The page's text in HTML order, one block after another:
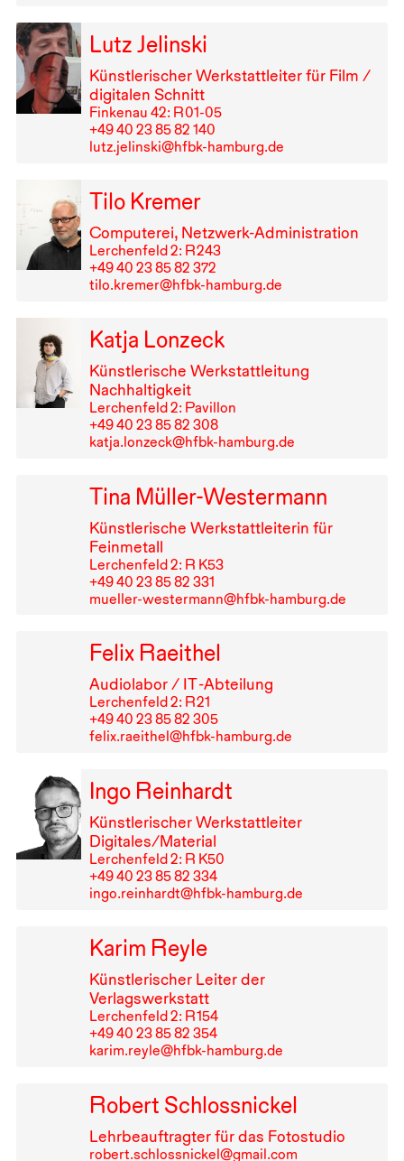
Lutz Jelinski
Künstlerischer Werkstattleiter für Film /
digitalen Schnitt
Finkenau 42: R⁠ ⁠01-05
+49⁠ ⁠40⁠ ⁠23⁠ ⁠85⁠ ⁠82⁠ ⁠140
lutz.jelinski@hfbk-hamburg.de
Tilo Kremer
Computerei, Netzwerk-Administration
Lerchenfeld 2: R⁠ ⁠243
+49⁠ ⁠40⁠ ⁠23⁠ ⁠85⁠ ⁠82⁠ ⁠372
tilo.kremer@hfbk-hamburg.de
Katja Lonzeck
Künstlerische Werkstattleitung
Nachhaltigkeit
Lerchenfeld 2: Pavillon
+49⁠ ⁠40⁠ ⁠23⁠ ⁠85⁠ ⁠82⁠ ⁠308
katja.lonzeck@hfbk-hamburg.de
Tina Müller-Westermann
Künstlerische Werkstattleiterin für
Feinmetall
Lerchenfeld 2: R K53
+49⁠ ⁠40⁠ ⁠23⁠ ⁠85⁠ ⁠82⁠ ⁠331
mueller-westermann@hfbk-hamburg.de
Felix Raeithel
Audiolabor / IT-Abteilung
Lerchenfeld 2: R⁠ ⁠21
+49⁠ ⁠40⁠ ⁠23⁠ ⁠85⁠ ⁠82⁠ ⁠305
felix.raeithel@hfbk-hamburg.de
Ingo Reinhardt
Künstlerischer Werkstattleiter
Digitales/Material
Lerchenfeld 2: R K50
+49⁠ ⁠40⁠ ⁠23⁠ ⁠85⁠ ⁠82⁠ ⁠334
ingo.reinhardt@hfbk-hamburg.de
Karim Reyle
Künstlerischer Leiter der
Verlagswerkstatt
Lerchenfeld 2: R⁠ ⁠154
+49⁠ ⁠40⁠ ⁠23⁠ ⁠85⁠ ⁠82⁠ ⁠354
karim.reyle@hfbk-hamburg.de
Robert Schlossnickel
Lehrbeauftragter für das Fotostudio
robert.schlossnickel@gmail.com